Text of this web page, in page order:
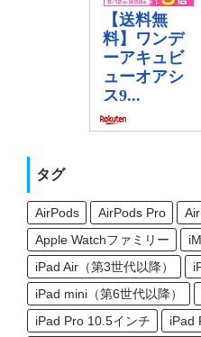
タグ
AirPods AirPods Pro
Apple Watchファミリー
iPad Air（第3世代以降）
iPad mini（第6世代以降）
iPad Pro 10.5インチ
iPad